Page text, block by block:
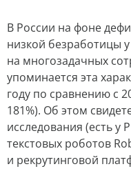
В России на фоне
низкой безработицы
на многозадачных
упоминается эта
году по сравнению с
181%). Об этом
исследования (есть у
текстовых роботов
и рекрутинговой